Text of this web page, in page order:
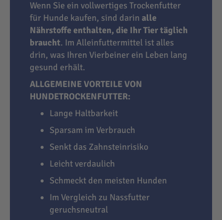
Wenn Sie ein vollwertiges Trockenfutter
für Hunde kaufen, sind darin alle
Nährstoffe enthalten, die Ihr Tier täglich
braucht. Im Alleinfuttermittel ist alles
drin, was Ihren Vierbeiner ein Leben lang
gesund erhält.
ALLGEMEINE VORTEILE VON
HUNDETROCKENFUTTER:
Lange Haltbarkeit
Sparsam im Verbrauch
Senkt das Zahnsteinrisiko
Leicht verdaulich
Schmeckt den meisten Hunden
Im Vergleich zu Nassfutter
geruchsneutral